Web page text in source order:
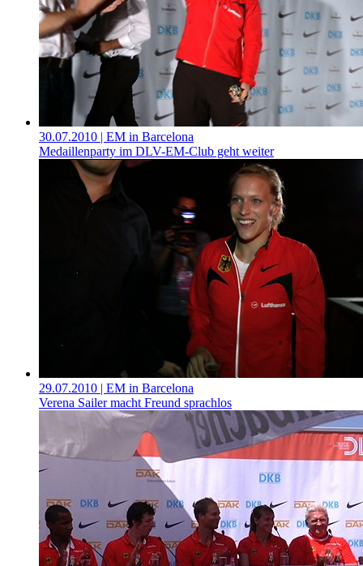
30.07.2010 | EM in Barcelona
Medaillenparty im DLV-EM-Club geht weiter
29.07.2010 | EM in Barcelona
Verena Sailer macht Freund sprachlos